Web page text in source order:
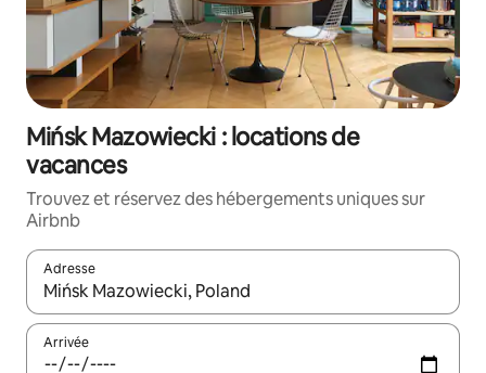
Mińsk Mazowiecki : locations de
vacances
Trouvez et réservez des hébergements uniques sur
Airbnb
Adresse
Lorsque les résultats s'affichent, utilisez les flèches vers le
Arrivée